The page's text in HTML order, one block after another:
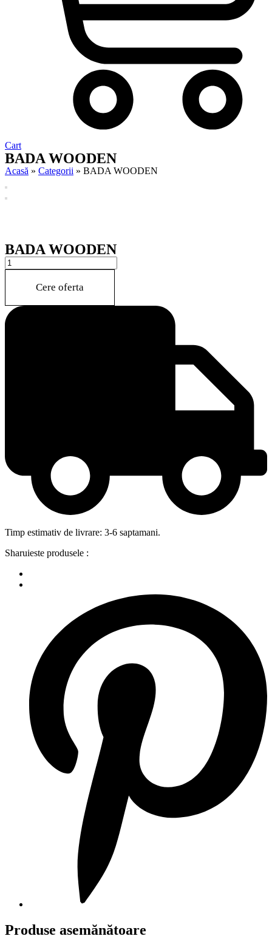
Cart
BADA WOODEN
Acasă » Categorii » BADA WOODEN
BADA WOODEN
BADA
WOODEN
Cere oferta
Timp estimativ de livrare: 3-6 saptamani.
Sharuieste produsele :
Produse asemănătoare